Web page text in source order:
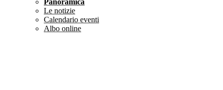
Panoramica
Le notizie
Calendario eventi
Albo online